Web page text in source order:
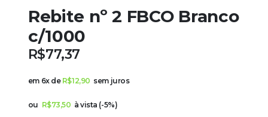
Rebite nº 2 FBCO Branco
c/1000
R$77,37
em 6x de R$12,90 sem juros
ou R$73,50 à vista (-5%)